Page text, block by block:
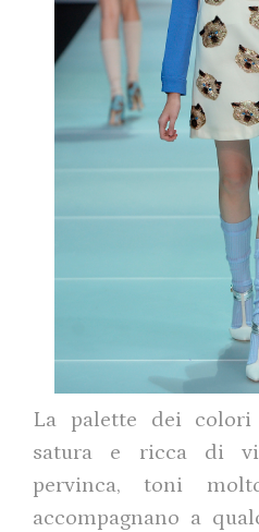
La palette dei colori
satura e ricca di
pervinca, toni
accompagnano a